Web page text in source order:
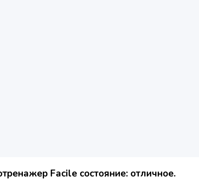
Facile состояние: отличное.